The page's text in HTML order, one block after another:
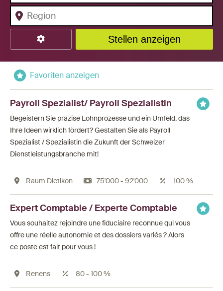
Stellen anzeigen
Favoriten anzeigen
Payroll Spezialist/ Payroll Spezialistin
Begeistern Sie präzise Lohnprozesse und ein Umfeld, das
Ihre Ideen wirklich fördert? Gestalten Sie als Payroll
Spezialist / Spezialistin die Zukunft der Schweizer
Dienstleistungsbranche mit!
Raum Dietikon 75'000 - 92'000 100 %
Expert Comptable / Experte Comptable
Vous souhaitez rejoindre une fiduciaire reconnue qui vous
offre une réelle autonomie et des dossiers variés ? Alors
ce poste est fait pour vous !
Renens 80 - 100 %